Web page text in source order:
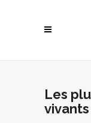
Les